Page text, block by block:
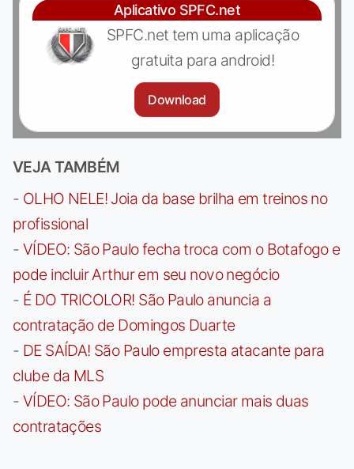
Aplicativo SPFC.net
SPFC.net tem uma aplicação
gratuita para android!
Download
VEJA TAMBÉM
- OLHO NELE! Joia da base brilha em treinos no
profissional
- VÍDEO: São Paulo fecha troca com o Botafogo e
pode incluir Arthur em seu novo negócio
- É DO TRICOLOR! São Paulo anuncia a
contratação de Domingos Duarte
- DE SAÍDA! São Paulo empresta atacante para
clube da MLS
- VÍDEO: São Paulo pode anunciar mais duas
contratações